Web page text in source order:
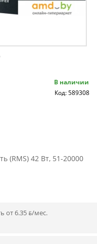
В наличии
Код: 589308
(RMS) 42 Вт, 51-20000
от 6.35 ƃ/мec.